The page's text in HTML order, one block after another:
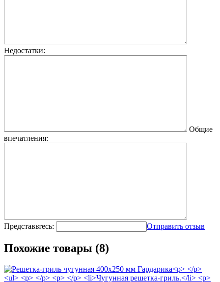
Недостатки:
Общие
впечатления:
Представьтесь: Отправить отзыв
Похожие товары (8)